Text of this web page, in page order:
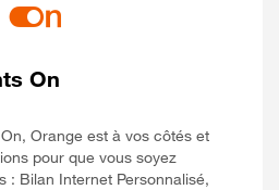
On
Orange est à vos côtés et
pour que vous soyez
: Bilan Internet Personnalisé,